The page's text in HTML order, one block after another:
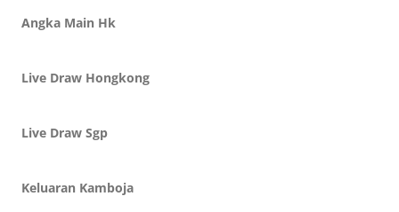
Angka Main Hk
Live Draw Hongkong
Live Draw Sgp
Keluaran Kamboja